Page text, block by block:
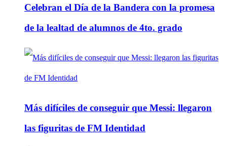
Celebran el Día de la Bandera con la promesa
de la lealtad de alumnos de 4to. grado
Más difíciles de conseguir que Messi: llegaron
las figuritas de FM Identidad